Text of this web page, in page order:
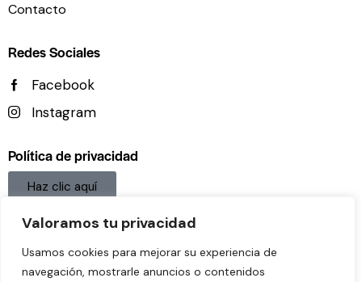
Valoramos tu privacidad
Usamos cookies para mejorar su experiencia de
navegación, mostrarle anuncios o contenidos
Contacto
Redes Sociales
Facebook
Instagram
Política de privacidad
Haz clic aquí
Aviso legal
Haz clic aquí